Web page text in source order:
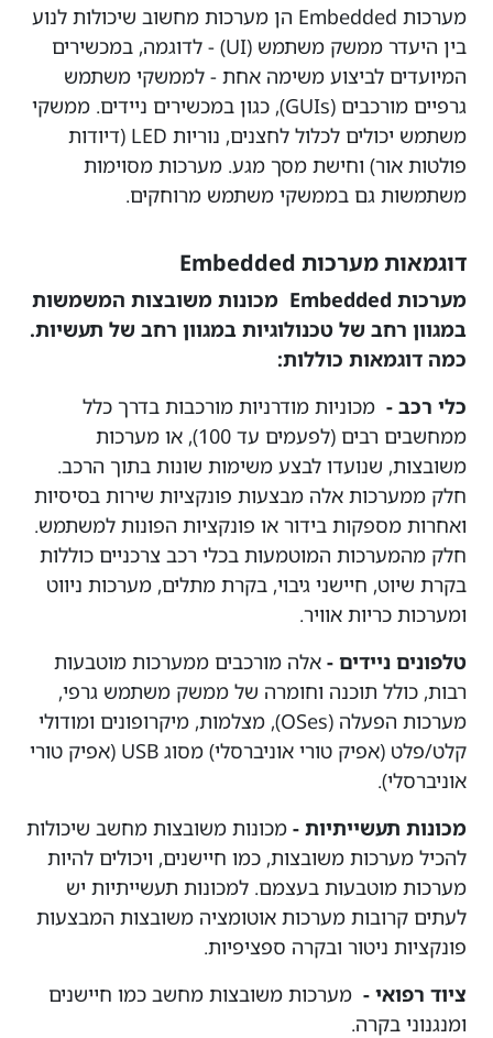
מערכות Embedded
הן מערכות מחשוב שיכולות לנוע
בין היעדר ממשק משתמש (UI) - לדוגמה, במכשירים
המיועדים לביצוע משימה אחת - לממשקי משתמש
גרפיים מורכבים (GUIs), כגון במכשירים ניידים. ממשקי
משתמש יכולים לכלול לחצנים, נוריות LED (דיודות
פולטות אור) וחישת מסך מגע. מערכות מסוימות
משתמשות גם בממשקי משתמש מרוחקים.
דוגמאות מערכות Embedded
מערכות Embedded מכונות משובצות המשמשות
במגוון רחב של טכנולוגיות במגוון רחב של תעשיות.
כמה דוגמאות כוללות:
כלי רכב - מכוניות מודרניות מורכבות בדרך כלל
ממחשבים רבים (לפעמים עד 100), או מערכות
משובצות, שנועדו לבצע משימות שונות בתוך הרכב.
חלק ממערכות אלה מבצעות פונקציות שירות בסיסיות
ואחרות מספקות בידור או פונקציות הפונות למשתמש.
חלק מהמערכות המוטמעות בכלי רכב צרכניים כוללות
בקרת שיוט, חיישני גיבוי, בקרת מתלים, מערכות ניווט
ומערכות כריות אוויר.
טלפונים ניידים - אלה מורכבים ממערכות מוטבעות
רבות, כולל תוכנה וחומרה של ממשק משתמש גרפי,
מערכות הפעלה (OSes), מצלמות, מיקרופונים ומודולי
קלט/פלט (אפיק טורי אוניברסלי) מסוג USB (אפיק טורי
אוניברסלי).
מכונות תעשייתיות - מכונות משובצות מחשב שיכולות
להכיל מערכות משובצות, כמו חיישנים, ויכולים להיות
מערכות מוטבעות בעצמם. למכונות תעשייתיות יש
לעתים קרובות מערכות אוטומציה משובצות המבצעות
פונקציות ניטור ובקרה ספציפיות.
ציוד רפואי - מערכות משובצות מחשב כמו חיישנים
ומנגנוני בקרה.